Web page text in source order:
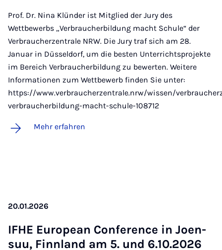
Prof. Dr. Nina Klünder ist Mitglied der Jury des
Wettbewerbs „Verbraucherbildung macht Schule“ der
Verbraucherzentrale NRW. Die Jury traf sich am 28.
Januar in Düsseldorf, um die besten Unterrichtsprojekte
im Bereich Verbraucherbildung zu bewerten. Weitere
Informationen zum Wettbewerb finden Sie unter:
https://www.verbraucherzentrale.nrw/wissen/
verbraucherbildung-macht-schule-108712
Mehr erfahren
20.01.2026
IF­HE Eu­ro­pean Con­fe­rence in Joen­
suu, Finn­land am 5. und 6.10.2026